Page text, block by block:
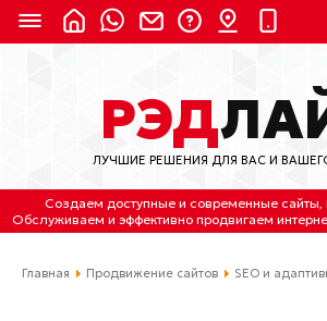
8 (800) 550-9899
Мск)
Бесплатно по России
(4212) 658-653
(4212) 637-673
РЭД
ЛУЧШИЕ РЕШЕНИЯ ДЛЯ ВАС И
Создаем доступные и современные сайты,
Обслуживаем и эффективно продвигаем
Главная Продвижение сайтов SEO и